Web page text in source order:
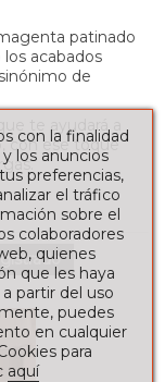
patinado
acabados
de
te ayudará a
con ese toque
con la finalidad
los anuncios
preferencias,
el tráfico
sobre el
colaboradores
quienes
que les haya
partir del uso
puedes
en cualquier
para
aquí